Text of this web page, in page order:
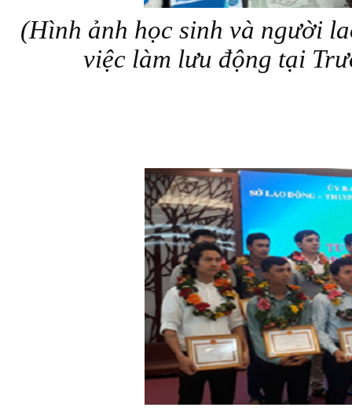
(Hình ảnh học sinh và người
việc làm lưu động tại